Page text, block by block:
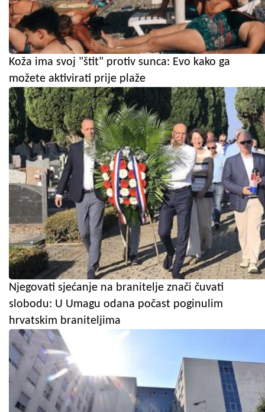
Koža ima svoj "štit" protiv sunca: Evo kako ga
možete aktivirati prije plaže
Njegovati sjećanje na branitelje znači čuvati
slobodu: U Umagu odana počast poginulim
hrvatskim braniteljima